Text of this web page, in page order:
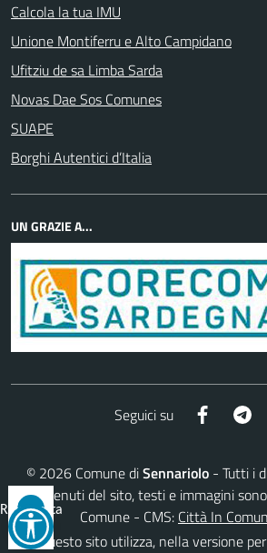
Calcola la tua IMU
Unione Montiferru e Alto Campidano
Ufitziu de sa Limba Sarda
Novas Dae Sos Comunes
SUAPE
Borghi Autentici d’Italia
UN GRAZIE A...
Seguici su Facebook
© 2026 Comune diSennariolo - Tutti i
contenuti del sito, testi e immagini
Comune - CMS: Città In
Questo sito utilizza, nella versione per
Reimposta
tutto